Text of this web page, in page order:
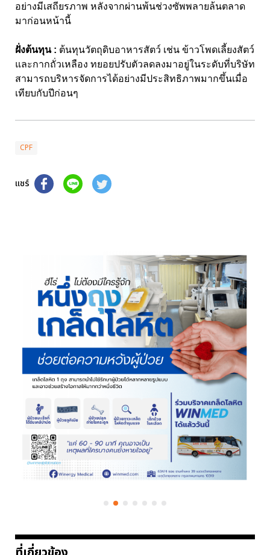
อย่างมีเสถียรภาพ หลังจากผ่านพ้นช่วงซัพพลายล้นตลาด
มาก่อนหน้านี้
ฝั่งต้นทุน : ต้นทุนวัตถุดิบอาหารสัตว์ เช่น ข้าวโพดเลี้ยงสัตว์
และกากถั่วเหลือง ทยอยปรับตัวลดลงมาอยู่ในระดับที่บริษัท
สามารถบริหารจัดการได้อย่างมีประสิทธิภาพมากขึ้นเมื่อ
เทียบกับปีก่อนๆ
CPF
แชร์